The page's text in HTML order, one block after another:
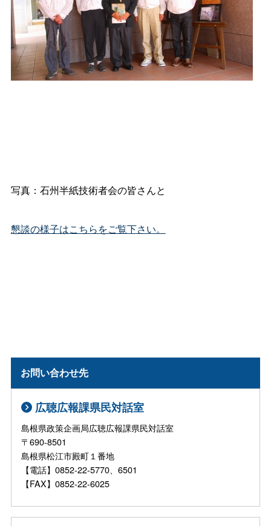
写真：石州半紙技術者会の皆さんと
懇談の様子はこちらをご覧下さい。
お問い合わせ先
広聴広報課県民対話室
島根県政策企画局広聴広報課県民対話室
〒690-8501
島根県松江市殿町１番地
【電話】0852-22-5770、6501
【FAX】0852-22-6025